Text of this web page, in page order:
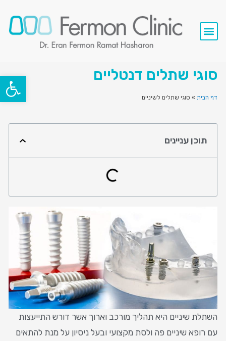
סוגי שתלים דנטליים
דף הבית » סוגי שתלים לשיניים
תוכן עניינים
השתלת שיניים היא תהליך מורכב וארוך אשר דורש התייעצות
עם רופא שיניים פה ולסת מקצועי ובעל ניסיון על מנת להתאים
פתח